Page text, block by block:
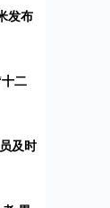
发布
二
及时